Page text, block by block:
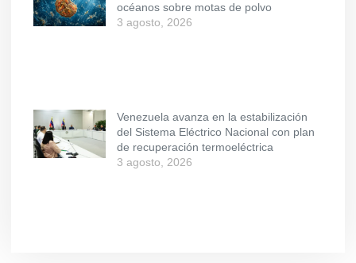
océanos sobre motas de polvo
3 agosto, 2026
Venezuela avanza en la estabilización
del Sistema Eléctrico Nacional con plan
de recuperación termoeléctrica
3 agosto, 2026